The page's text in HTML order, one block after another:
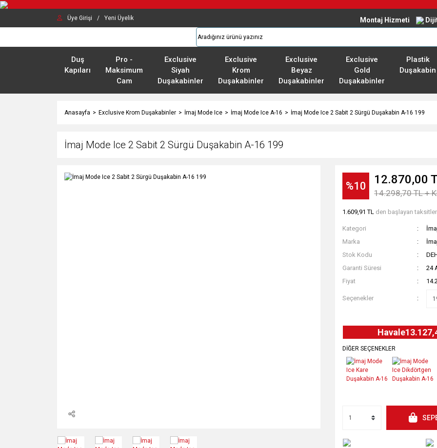
Üye Girişi / Yeni Üyelik Montaj Hizmeti
Duş
Kapıları
Pro -
Maksimum
Cam
Exclusive
Siyah
Duşakabinler
Exclusive
Krom
Duşakabinler
Exclusive
Beyaz
Duşakabinler
Exclusive
Gold
Duşakabinler
Plastik
Duşakabin
Anasayfa Exclusive Krom Duşakabinler İmaj Mode Ice İmaj Mode Ice A-16 İmaj Mode Ice 2 Sabit 2 Sürgü Duşakabin A-16 199
İmaj Mode Ice 2 Sabit 2 Sürgü Duşakabin A-16 199
%10 12.870,00
14.298,70 TL +
1.609,91 TL den başlayan
Kategori
Marka
Stok Kodu
Garanti Süresi
24
Fiyat
Seçenekler
Havale
DİĞER SEÇENEKLER